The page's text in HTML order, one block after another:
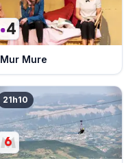
Mur Mure
21h10